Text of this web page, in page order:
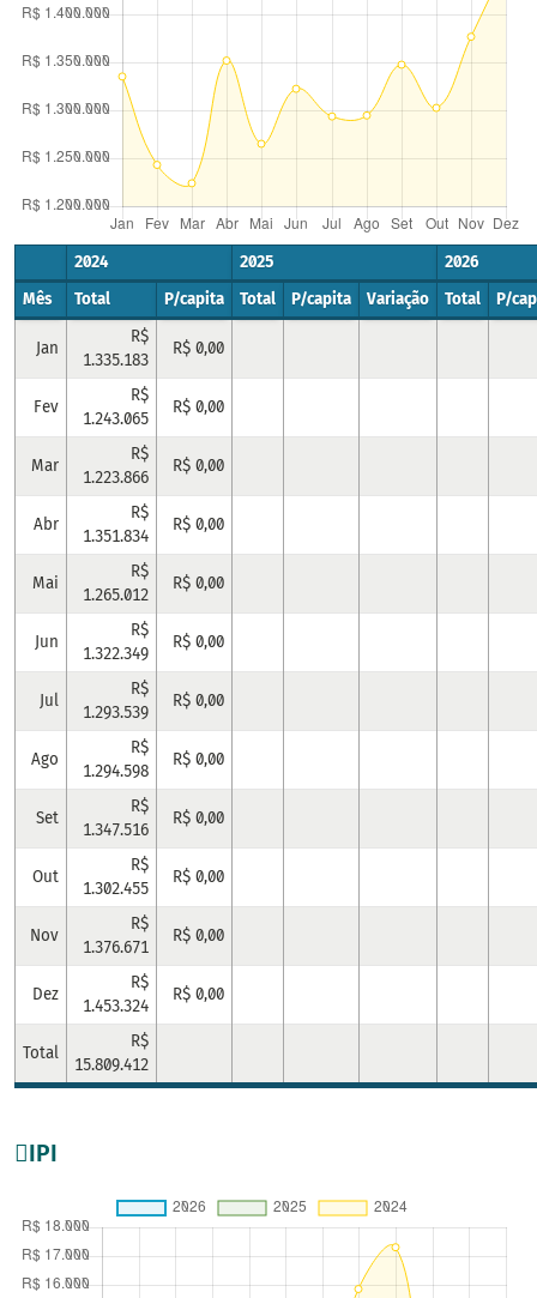
2024 2025
2026
Mês
Total P/capita Total P/capita Variação Total P/
Jan
R$
1.335.183
R$ 0,00
Fev
R$
1.243.065
R$ 0,00
Mar
R$
1.223.866
R$ 0,00
Abr
R$
1.351.834
R$ 0,00
Mai
R$
1.265.012
R$ 0,00
Jun
R$
1.322.349
R$ 0,00
Jul
R$
1.293.539
R$ 0,00
Ago
R$
1.294.598
R$ 0,00
Set
R$
1.347.516
R$ 0,00
Out
R$
1.302.455
R$ 0,00
Nov
R$
1.376.671
R$ 0,00
Dez
R$
1.453.324
R$ 0,00
Total
R$
15.809.412
IPI